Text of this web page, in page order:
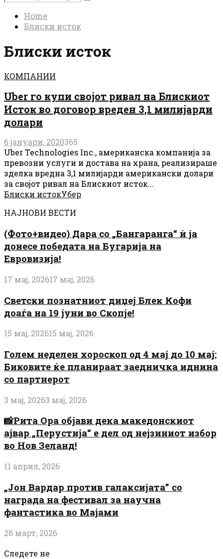
for:
Search
Home
Блиски исток
Блиски исток
КОМПАНИИ
Uber го купи својот ривал на Блискиот
Исток во договор вреден 3,1 милијарди
долари
6 јануари, 2020365
Uber Technologies Inc., американска компанија за
превозни услуги и достава на храна, реализираше
зделка вредна 3,1 милијарди американски долари
за својот ривал на Блискиот исток...
Блиски истокУбер
НАЈНОВИ ВЕСТИ
(Фото+видео) Дара со „Бангаранга“ ѝ ја
донесе победата на Бугарија на
Евровизија!
17 мај, 202617 мај, 2026
Светски познатниот диџеј Блек Кофи
доаѓа на 19 јуни во Скопје!
15 мај, 202615 мај, 2026
Голем неделен хороскоп од 4 мај до 10 мај:
Биковите ќе планираат заедничка иднина
со партнерот
3 мај, 20263 мај, 2026
📸Рита Ора објави дека македонскиот
ајвар „Перустија“ е дел од нејзиниот избор
во Нов Зеланд!
11 април, 2026
„Јон Вардар против галаксијата” со
награда на фестивал за научна
фантастика во Мајами
26 март, 2026
Следете не